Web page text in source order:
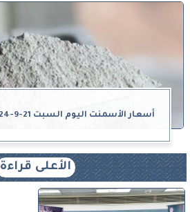
أسعار الأسمنت اليوم السبت 21-9-2024 في محافظة المنيا
الأعلى قراءة